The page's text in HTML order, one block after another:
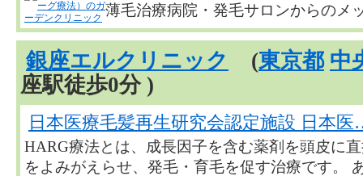
薄毛治療病院・発毛サロンからのメ
銀座エルクリニック (東京都 中
座駅徒歩0分 )
日本医療毛髪再生研究会認定施設 日本
HARG療法とは、成長因子を含む薬剤を頭皮に
をよみがえらせ、発毛・育毛を促す治療です。